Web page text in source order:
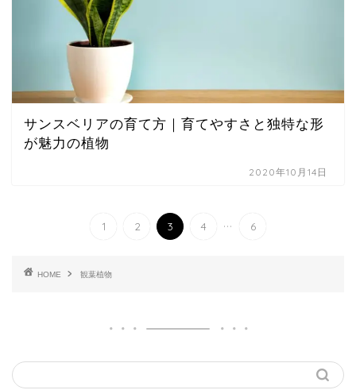
サンスベリアの育て方｜育てやすさと独特な形
が魅力の植物
2020年10月14日
1 2 3 4 ... 6
HOME 観葉植物